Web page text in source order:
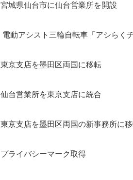
宮城県仙台市に仙台営業所を開設
電動アシスト三輪自転車「アシらく
東京支店を墨田区両国に移転
仙台営業所を東京支店に統合
東京支店を墨田区両国の新事務所に
プライバシーマーク取得